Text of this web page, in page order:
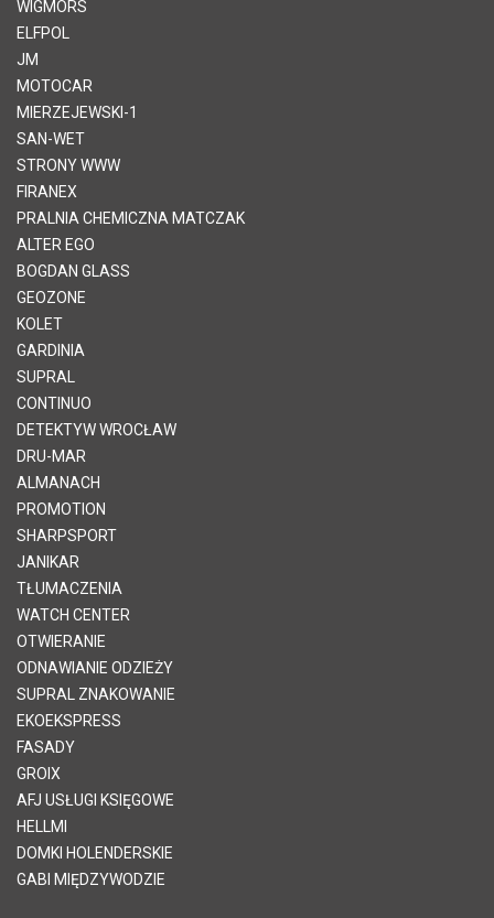
WIGMORS
ELFPOL
JM
MOTOCAR
MIERZEJEWSKI-1
SAN-WET
STRONY WWW
FIRANEX
PRALNIA CHEMICZNA MATCZAK
ALTER EGO
BOGDAN GLASS
GEOZONE
KOLET
GARDINIA
SUPRAL
CONTINUO
DETEKTYW WROCŁAW
DRU-MAR
ALMANACH
PROMOTION
SHARPSPORT
JANIKAR
TŁUMACZENIA
WATCH CENTER
OTWIERANIE
ODNAWIANIE ODZIEŻY
SUPRAL ZNAKOWANIE
EKOEKSPRESS
FASADY
GROIX
AFJ USŁUGI KSIĘGOWE
HELLMI
DOMKI HOLENDERSKIE
GABI MIĘDZYWODZIE